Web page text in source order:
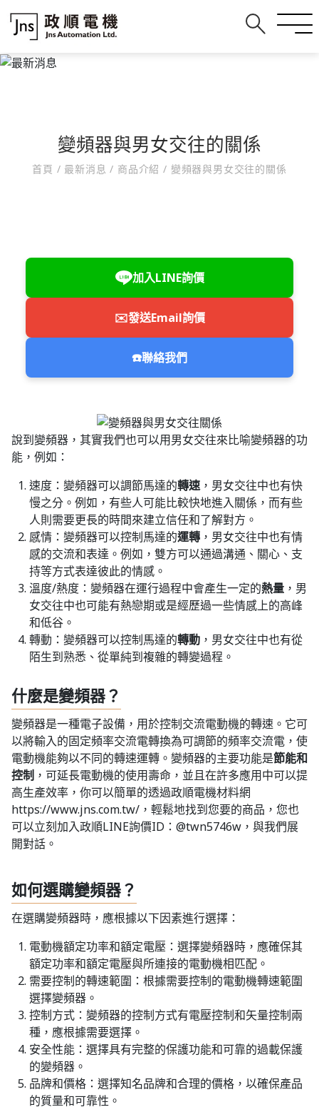
變頻器與男女交往的關係
首頁 / 最新消息/ 商品介紹/ 變頻器與男女交往的關係
加入LINE詢價
✉️發送Email詢價
☎️聯絡我們
說到變頻器，其實我們也可以用男女交往來比喻變頻器的功
能，例如：
速度：變頻器可以調節馬達的轉速，男女交往中也有快
慢之分。例如，有些人可能比較快地進入關係，而有些
人則需要更長的時間來建立信任和了解對方。
感情：變頻器可以控制馬達的運轉 ，男女交往中也有情
感的交流和表達。例如，雙方可以通過溝通、關心、支
持等方式表達彼此的情感。
溫度/熱度：變頻器在運行過程中會產生一定的熱量 ，男
女交往中也可能有熱戀期或是經歷過一些情感上的高峰
和低谷。
轉動：變頻器可以控制馬達的轉動 ，男女交往中也有從
陌生到熟悉、從單純到複雜的轉變過程。
什麼是變頻器？
變頻器是一種電子設備，用於控制交流電動機的轉速。它可
以將輸入的固定頻率交流電轉換為可調節的頻率交流電，使
電動機能夠以不同的轉速運轉。變頻器的主要功能是節能和
控制 ，可延長電動機的使用壽命，並且在許多應用中可以提
高生產效率，你可以簡單的透過政順電機材料網
https://www.jns.com.tw/，輕鬆地找到您要的商品，您也
可以立刻加入政順LINE詢價ID：@twn5746w，與我們展
開對話。
如何選購變頻器？
在選購變頻器時，應根據以下因素進行選擇：
電動機額定功率和額定電壓：選擇變頻器時，應確保其
額定功率和額定電壓與所連接的電動機相匹配。
需要控制的轉速範圍：根據需要控制的電動機轉速範圍
選擇變頻器。
控制方式：變頻器的控制方式有電壓控制和矢量控制兩
種，應根據需要選擇。
安全性能：選擇具有完整的保護功能和可靠的過載保護
的變頻器。
品牌和價格：選擇知名品牌和合理的價格，以確保產品
的質量和可靠性。